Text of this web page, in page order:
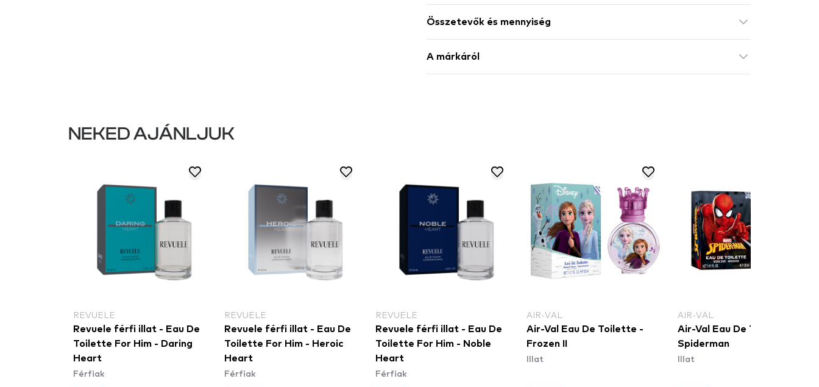
Összetevők és mennyiség
A márkáról
NEKED AJÁNLJUK
REVUELE
Revuele férfi illat - Eau De
Toilette For Him - Daring
Heart
Férfiak
REVUELE
Revuele férfi illat - Eau De
Toilette For Him - Heroic
Heart
Férfiak
REVUELE
Revuele férfi illat - Eau De
Toilette For Him - Noble
Heart
Férfiak
AIR-VAL
Air-Val Eau De Toilette -
Frozen II
Illat
AIR-VAL
Air-Val Eau De Toilette -
Spiderman
Illat